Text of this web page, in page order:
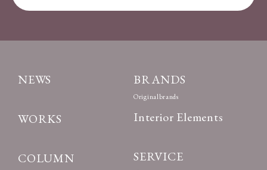
NEWS
WORKS
COLUMN
BRANDS
Originalbrands
Interior Elements
SERVICE